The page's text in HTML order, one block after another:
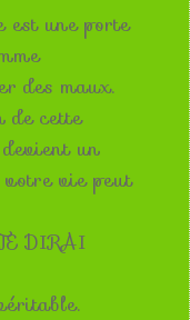
est une porte
des maux.
de cette
un
votre vie peut
DIRAI